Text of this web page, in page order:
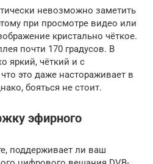
невозможно заметить
при просмотре видео или
кристально чёткое.
почти 170 градусов. В
яркий, чёткий и с
это даже настораживает в
бояться не стоит.
эфирного
поддерживает ли ваш